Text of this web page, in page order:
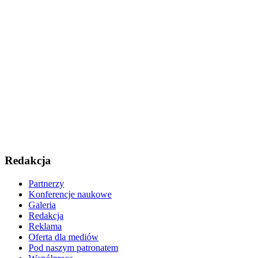
Redakcja
Partnerzy
Konferencje naukowe
Galeria
Redakcja
Reklama
Oferta dla mediów
Pod naszym patronatem